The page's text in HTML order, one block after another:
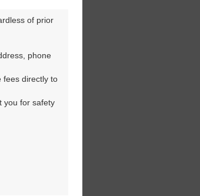
of prior
phone
fees directly to
you for safety